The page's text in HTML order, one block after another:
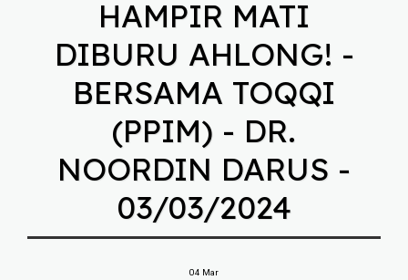
HAMPIR MATI
DIBURU AHLONG! -
BERSAMA TOQQI
(PPIM) - DR.
NOORDIN DARUS -
03/03/2024
04 Mar